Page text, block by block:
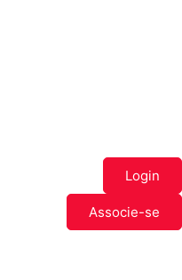
Login
Associe-se